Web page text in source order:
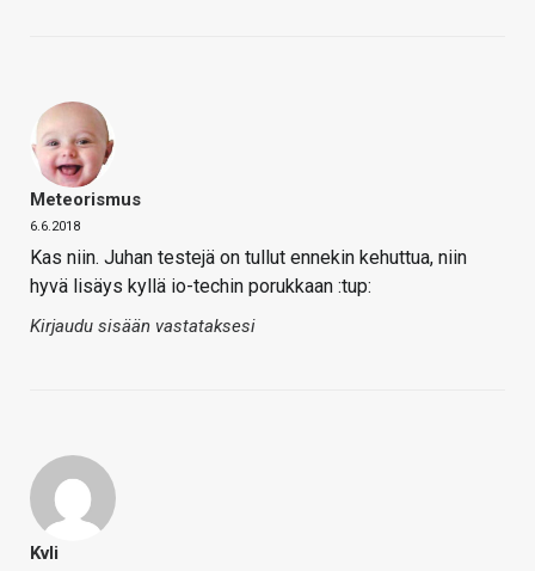
Meteorismus
6.6.2018
Kas niin. Juhan testejä on tullut ennekin kehuttua, niin
hyvä lisäys kyllä io-techin porukkaan :tup:
Kirjaudu sisään vastataksesi
Kvli